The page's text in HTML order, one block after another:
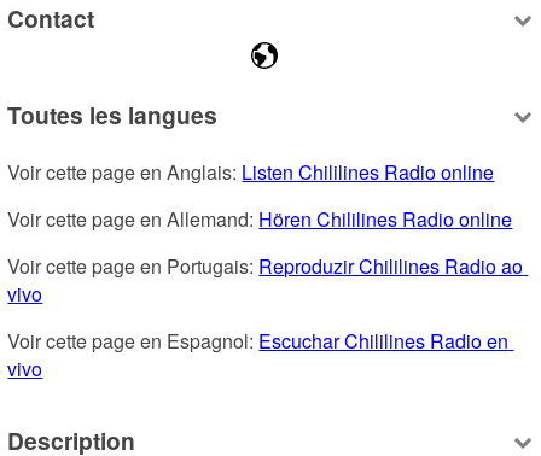
Contact
Toutes les langues
Voir cette page en Anglais: Listen Chililines Radio online
Voir cette page en Allemand: Hören Chililines Radio online
Voir cette page en Portugais: Reproduzir Chililines Radio ao
vivo
Voir cette page en Espagnol: Escuchar Chililines Radio en
vivo
Description